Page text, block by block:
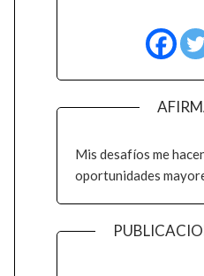
Mis desafíos me
oportunidades